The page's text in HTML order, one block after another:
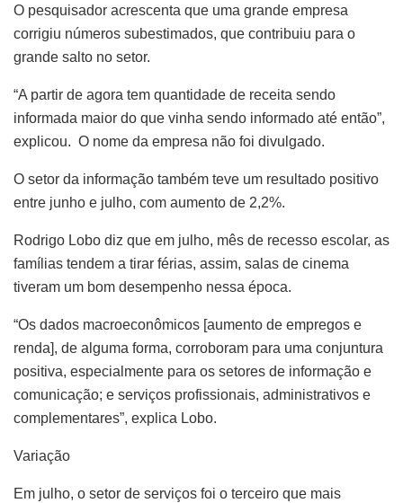
O pesquisador acrescenta que uma grande empresa
corrigiu números subestimados, que contribuiu para o
grande salto no setor.
“A partir de agora tem quantidade de receita sendo
informada maior do que vinha sendo informado até então”,
explicou. O nome da empresa não foi divulgado.
O setor da informação também teve um resultado positivo
entre junho e julho, com aumento de 2,2%.
Rodrigo Lobo diz que em julho, mês de recesso escolar, as
famílias tendem a tirar férias, assim, salas de cinema
tiveram um bom desempenho nessa época.
“Os dados macroeconômicos [aumento de empregos e
renda], de alguma forma, corroboram para uma conjuntura
positiva, especialmente para os setores de informação e
comunicação; e serviços profissionais, administrativos e
complementares”, explica Lobo.
Variação
Em julho, o setor de serviços foi o terceiro que mais